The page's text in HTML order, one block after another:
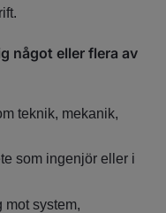
något eller flera av
teknik, mekanik,
som ingenjör eller i
mot system,